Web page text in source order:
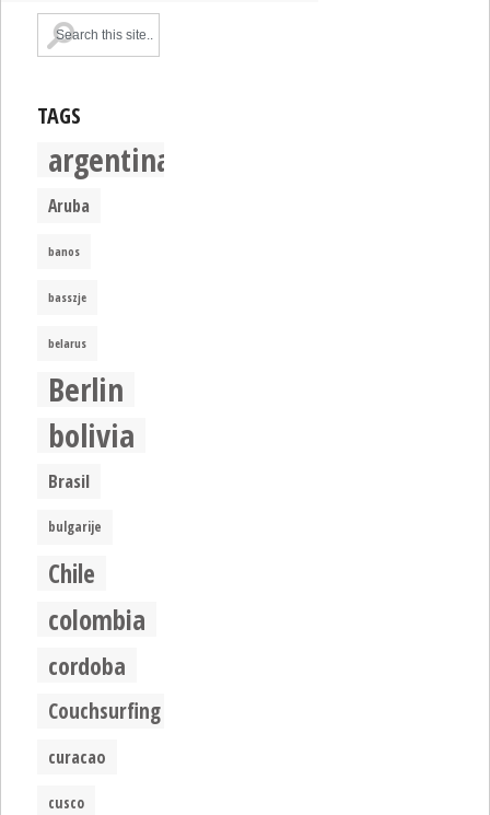
TAGS
argentina
Aruba
banos
basszje
belarus
Berlin
bolivia
Brasil
bulgarije
Chile
colombia
cordoba
Couchsurfing
curacao
cusco